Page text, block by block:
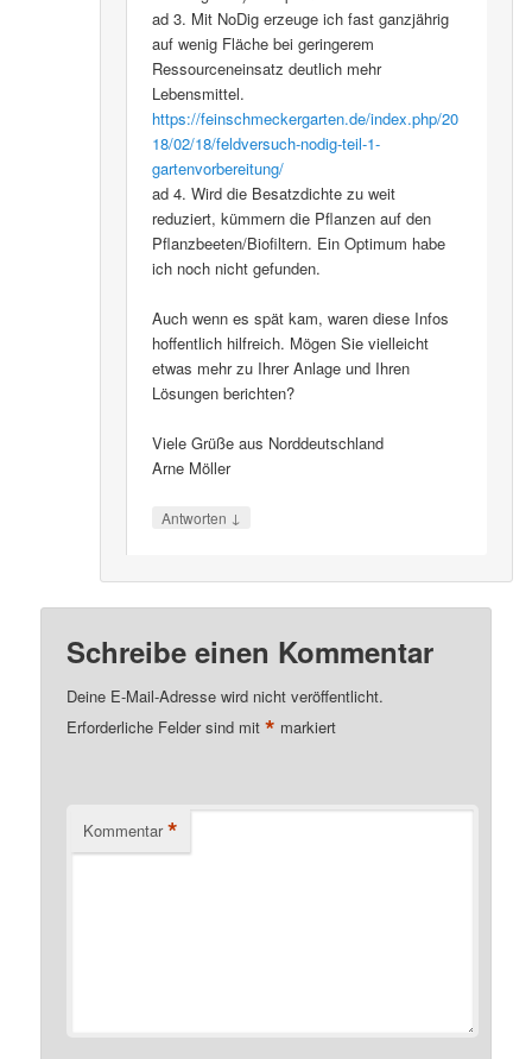
ad 3. Mit NoDig erzeuge ich fast ganzjährig
auf wenig Fläche bei geringerem
Ressourceneinsatz deutlich mehr
Lebensmittel.
https://feinschmeckergarten.de/index.php/20
18/02/18/feldversuch-nodig-teil-1-
gartenvorbereitung/
ad 4. Wird die Besatzdichte zu weit
reduziert, kümmern die Pflanzen auf den
Pflanzbeeten/Biofiltern. Ein Optimum habe
ich noch nicht gefunden.
Auch wenn es spät kam, waren diese Infos
hoffentlich hilfreich. Mögen Sie vielleicht
etwas mehr zu Ihrer Anlage und Ihren
Lösungen berichten?
Viele Grüße aus Norddeutschland
Arne Möller
Antworten ↓
Schreibe einen Kommentar
Deine E-Mail-Adresse wird nicht veröffentlicht.
Erforderliche Felder sind mit* markiert
Kommentar *